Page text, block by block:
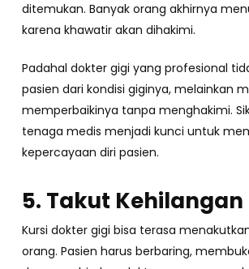
ditemukan. Banyak orang akhirnya
karena khawatir akan dihakimi.
Padahal dokter gigi yang profesional
pasien dari kondisi giginya, melainkan
memperbaikinya tanpa menghakimi.
tenaga medis menjadi kunci untuk
kepercayaan diri pasien.
5. Takut
Kursi dokter gigi bisa terasa
orang. Pasien harus berbaring,